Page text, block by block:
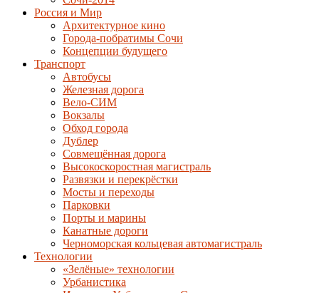
Россия и Мир
Архитектурное кино
Города-побратимы Сочи
Концепции будущего
Транспорт
Автобусы
Железная дорога
Вело-СИМ
Вокзалы
Обход города
Дублер
Совмещённая дорога
Высокоскоростная магистраль
Развязки и перекрёстки
Мосты и переходы
Парковки
Порты и марины
Канатные дороги
Черноморская кольцевая автомагистраль
Технологии
«Зелёные» технологии
Урбанистика